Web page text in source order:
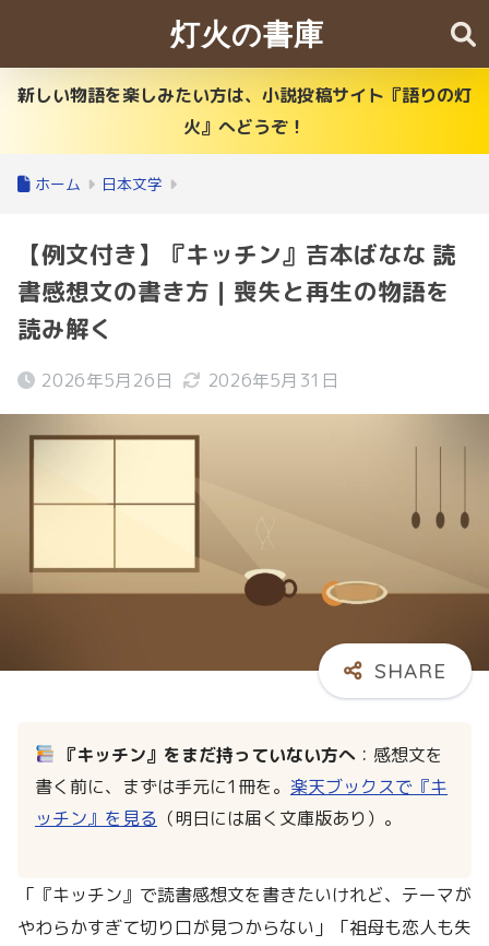
灯火の書庫
新しい物語を楽しみたい方は、小説投稿サイト『語りの灯
火』へどうぞ！
ホーム 日本文学
【例文付き】『キッチン』吉本ばなな 読
書感想文の書き方｜喪失と再生の物語を
読み解く
2026年5月26日 2026年5月31日
『キッチン』をまだ持っていない方へ ：感想文を
書く前に、まずは手元に1冊を。 楽天ブックスで『キ
ッチン』を見る （明日には届く文庫版あり）。
「『キッチン』で読書感想文を書きたいけれど、テーマが
やわらかすぎて切り口が見つからない」「祖母も恋人も失